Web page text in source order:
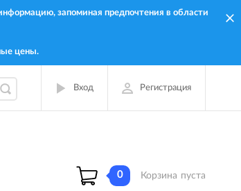
запоминая предпочтения в области
цены.
Вход Регистрация
0 Корзина пуста